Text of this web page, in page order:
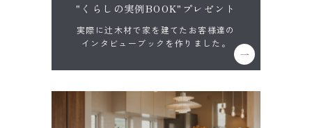
"くらしの実例BOOK"プレゼント
実際に辻木材で家を建てたお客様達の
インタビューブックを作りました。